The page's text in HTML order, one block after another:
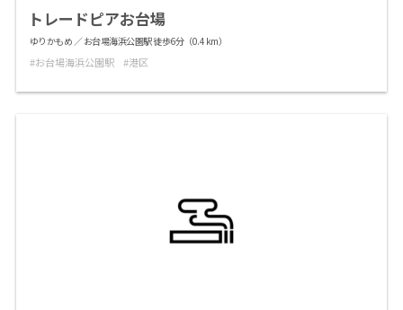
トレードピアお台場
ゆりかもめ ／ お台場海浜公園駅 徒歩6分（0.4 km）
お台場海浜公園駅 港区